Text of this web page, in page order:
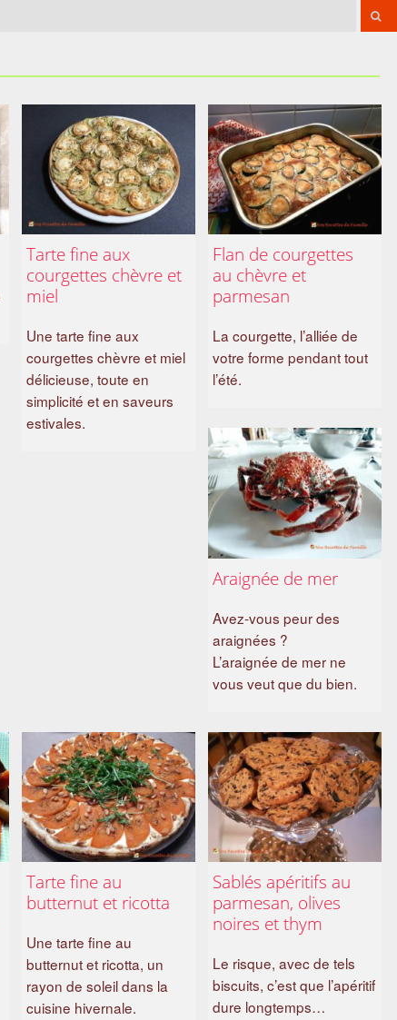
Tarte fine aux
courgettes chèvre et
miel
Une tarte fine aux
courgettes chèvre et miel
délicieuse, toute en
simplicité et en saveurs
estivales.
Flan de courgettes
au chèvre et
parmesan
La courgette, l’alliée de
votre forme pendant tout
l’été.
Araignée de mer
Avez-vous peur des
araignées ?
L’araignée de mer ne
vous veut que du bien.
Tarte fine au
butternut et ricotta
Une tarte fine au
butternut et ricotta, un
rayon de soleil dans la
cuisine hivernale.
Sablés apéritifs au
parmesan, olives
noires et thym
Le risque, avec de tels
biscuits, c’est que l’apéritif
dure longtemps…